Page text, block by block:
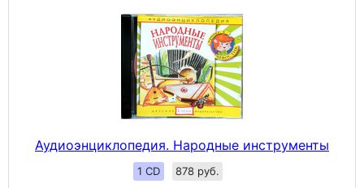
Аудиоэнциклопедия. Народные инструменты
1 CD 878 руб.